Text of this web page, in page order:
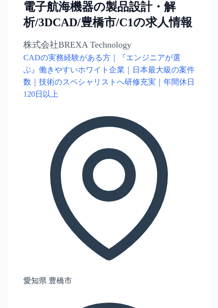
電子航海機器の製品設計・解
析/3DCAD/豊橋市/C1の求人情報
株式会社BREXA Technology
CADの実務経験がある方｜『エンジニアが選
ぶ』働きやすいホワイト企業｜日本最大級の案件
数｜技術のスペシャリストへ研修充実｜年間休日
120日以上
愛知県 豊橋市